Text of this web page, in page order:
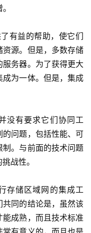
有益的帮助，使它们
源。但是，多数存储
务器。为了获得更大
为一体。但是，集成
没有要求它们协同工
问题，包括性能、可
。与前面的技术问题
战性。
存储区域网的集成工
同的结论是，虽然该
成熟，而且技术标准